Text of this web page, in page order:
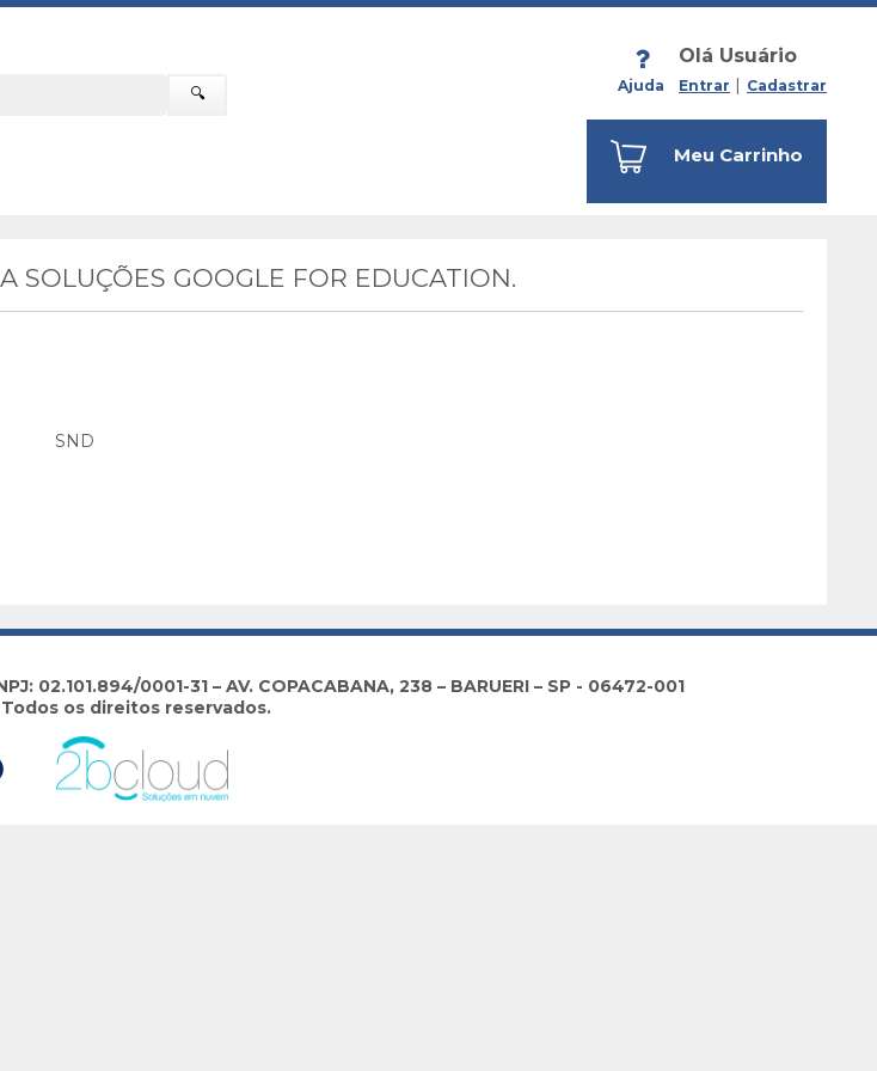
🔍 Ajuda
Olá Usuário
Entrar Cadastrar
Meu Carrinho
SOLUÇÕES GOOGLE FOR EDUCATION.
SND
02.101.894/0001-31 – AV. COPACABANA, 238 – BARUERI – SP - 06472-001
os direitos reservados.